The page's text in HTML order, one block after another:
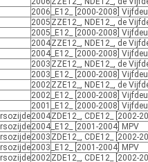
2006
_E12_ [2000-2008]
2005 ZZE12_, NDE12_, de
2005
_E12_ [2000-2008]
2004ZZE12_, NDE12_, de
2004 _E12_ [2000-2008]
2003 ZZE12_, NDE12_, de
2003
_E12_ [2000-2008]
2002ZZE12_, NDE12_, de
2002 _E12_ [2000-2008]
2001
_E12_ [2000-2008]
2004ZDE12_, CDE12_ [2002-
2004 _E12_ [2001-2004] MPV
2003 ZDE12_, CDE12_ [2002-
2003
_E12_ [2001-2004] MPV
2002ZDE12_, CDE12_ [2002-